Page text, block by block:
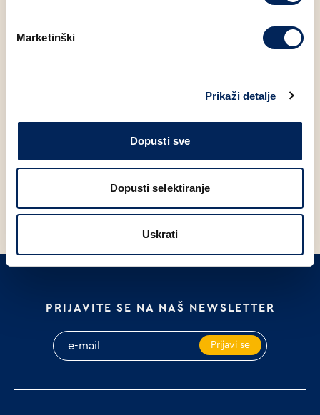
Marketinški
Prikaži detalje
Dopusti sve
Dopusti selektiranje
Uskrati
PITA S KRUMPIROM 150g
BUREK MOTANI S MESOM
250g
IP
PRIJAVITE SE NA NAŠ NEWSLETTER
Prijavi se